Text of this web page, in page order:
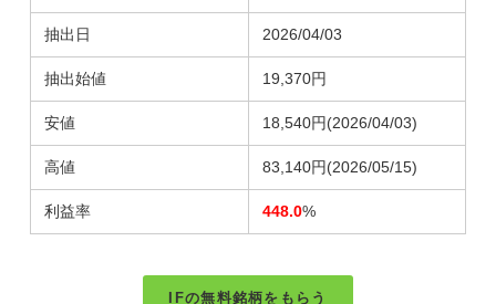
抽出日 2026/04/03
抽出始値 19,370円
安値 18,540円 (2026/04/03)
高値 83,140円 (2026/05/15)
利益率 448.0%
IFの無料銘柄をもらう